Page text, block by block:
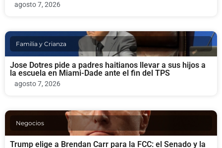
agosto 7, 2026
Familia y Crianza
Jose Dotres pide a padres haitianos llevar a sus hijos a
la escuela en Miami-Dade ante el fin del TPS
agosto 7, 2026
Negocios
Trump elige a Brendan Carr para la FCC: el Senado y la